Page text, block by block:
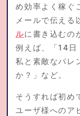
め効率よく稼ぐ
メールで伝える
ルに書き込むの
例えば、「14
私と素敵なバレ
か？」など。
そうすれば初め
ユーザ様へのア